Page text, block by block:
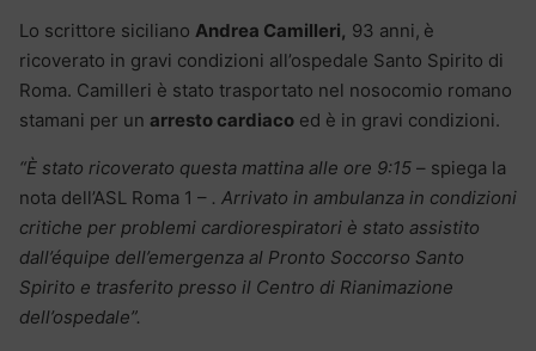
Lo scrittore siciliano Andrea Camilleri, 93 anni, è
ricoverato in gravi condizioni all’ospedale Santo Spirito di
Roma. Camilleri è stato trasportato nel nosocomio romano
stamani per un arresto cardiaco ed è in gravi condizioni.
“È stato ricoverato questa mattina alle ore 9:15 – spiega la
nota dell’ASL Roma 1 – . Arrivato in ambulanza in condizioni
critiche per problemi cardiorespiratori è stato assistito
dall’équipe dell’emergenza al Pronto Soccorso Santo
Spirito e trasferito presso il Centro di Rianimazione
dell’ospedale”.